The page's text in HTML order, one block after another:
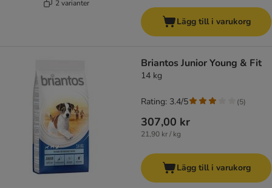
2 varianter
Lägg till i varukorg
Briantos Junior Young & Fit
14 kg
307,00 kr
21,90 kr / kg
Rating: 3.4/5 (5)
Lägg till i varukorg